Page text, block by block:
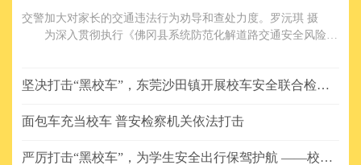
交警加大对家长的交通违法行为劝导和查处力度。罗沅琪 摄
为深入贯彻执行《佛冈县系统防范化解道路交通安全风险实
安、教育、交通、公路、发改、宣传、农业农村及各乡镇等多部
牢校园交通安全防线，严防发生涉学生道路交通事故发生，防范
坚决打击“黑校车”，东莞沙田镇开展校车安全联合检查
面包车充当校车 普安检察机关依法打击
严厉打击“黑校车”，为学生安全出行保驾护航 ——校车